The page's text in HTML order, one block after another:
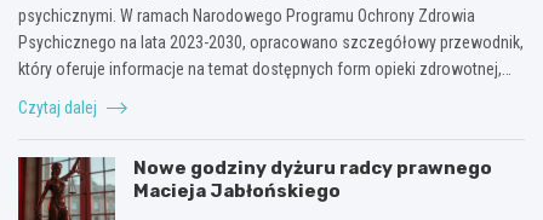
psychicznymi. W ramach Narodowego Programu Ochrony Zdrowia
Psychicznego na lata 2023-2030, opracowano szczegółowy przewodnik,
który oferuje informacje na temat dostępnych form opieki zdrowotnej,…
Czytaj dalej
Nowe godziny dyżuru radcy prawnego
Macieja Jabłońskiego